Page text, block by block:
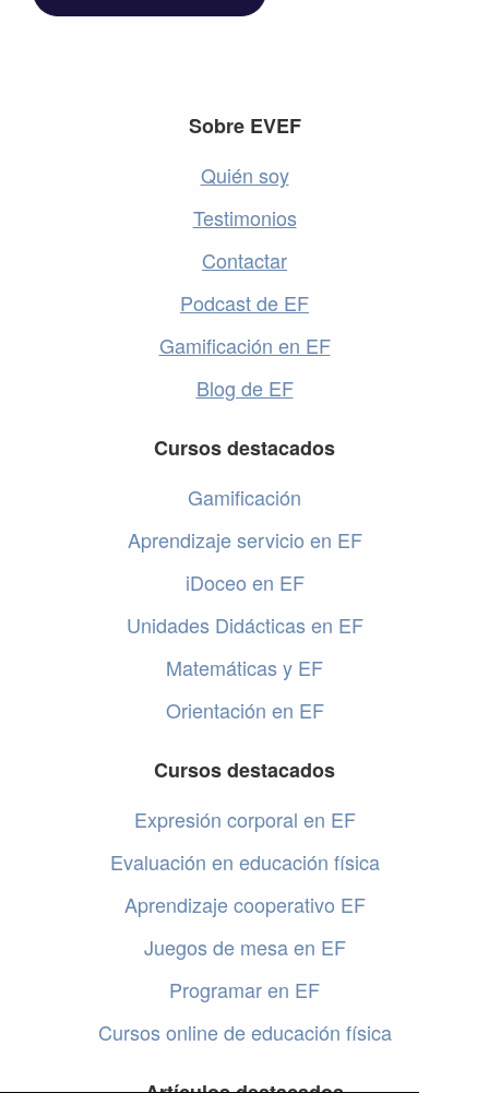
Sobre EVEF
Quién soy
Testimonios
Contactar
Podcast de EF
Gamificación en EF
Blog de EF
Cursos destacados
Gamificación
Aprendizaje servicio en EF
iDoceo en EF
Unidades Didácticas en EF
Matemáticas y EF
Orientación en EF
Cursos destacados
Expresión corporal en EF
Evaluación en educación física
Aprendizaje cooperativo EF
Juegos de mesa en EF
Programar en EF
Cursos online de educación física